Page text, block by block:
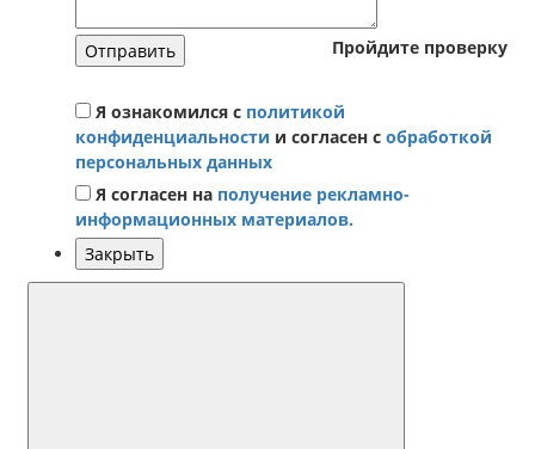
Пройдите проверку
Отправить
Я ознакомился с политикой
конфиденциальности и согласен с обработкой
персональных данных
Я согласен на получение рекламно-
информационных материалов.
Закрыть